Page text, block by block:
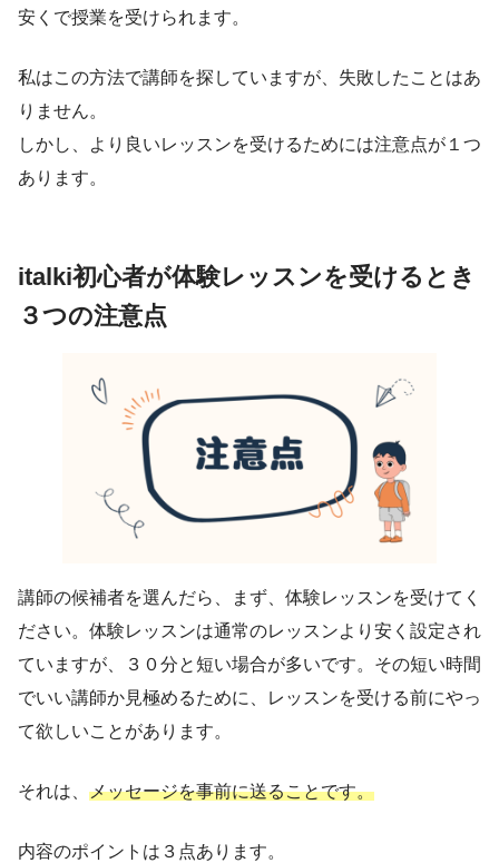
安くで授業を受けられます。
私はこの方法で講師を探していますが、失敗したことはあ
りません。
しかし、より良いレッスンを受けるためには注意点が１つ
あります。
italki初心者が体験レッスンを受けるとき
３つの注意点
講師の候補者を選んだら、まず、体験レッスンを受けてく
ださい。体験レッスンは通常のレッスンより安く設定され
ていますが、３０分と短い場合が多いです。その短い時間
でいい講師か見極めるために、レッスンを受ける前にやっ
て欲しいことがあります。
それは、 メッセージを事前に送ることです。
内容のポイントは３点あります。